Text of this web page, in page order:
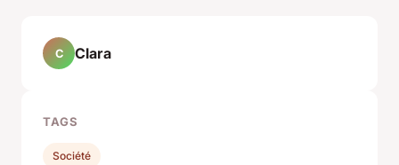
C Clara
TAGS
Société